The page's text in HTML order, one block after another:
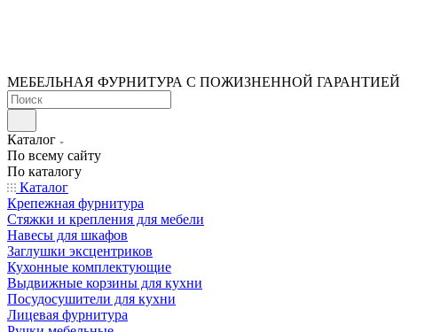
МЕБЕЛЬНАЯ ФУРНИТУРА С ПОЖИЗНЕННОЙ ГАРАНТИЕЙ
Каталог
По всему сайту
По каталогу
Каталог
Крепежная фурнитура
Стяжки и крепления для мебели
Навесы для шкафов
Заглушки эксцентриков
Кухонные комплектующие
Выдвижные корзины для кухни
Посудосушители для кухни
Лицевая фурнитура